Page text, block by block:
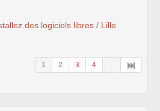
des logiciels libres / Lille
1 2 3 4 ...